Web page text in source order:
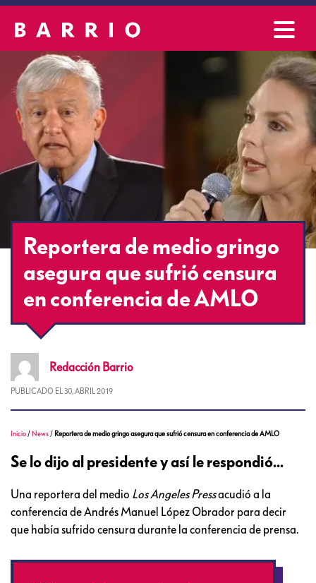
Reportera de medio gringo
asegura que sufrió censura
en conferencia de AMLO
Redacción Barrio
PUBLICADO EL 30, ABRIL 2019
Inicio / News / Reportera de medio gringo asegura que sufrió censura en conferencia de AMLO
Se lo dijo al presidente y así le respondió...
Una reportera del medio Los Angeles Pressacudió a la
conferencia de Andrés Manuel López Obrador para decir
que había sufrido censura durante la conferencia de prensa.